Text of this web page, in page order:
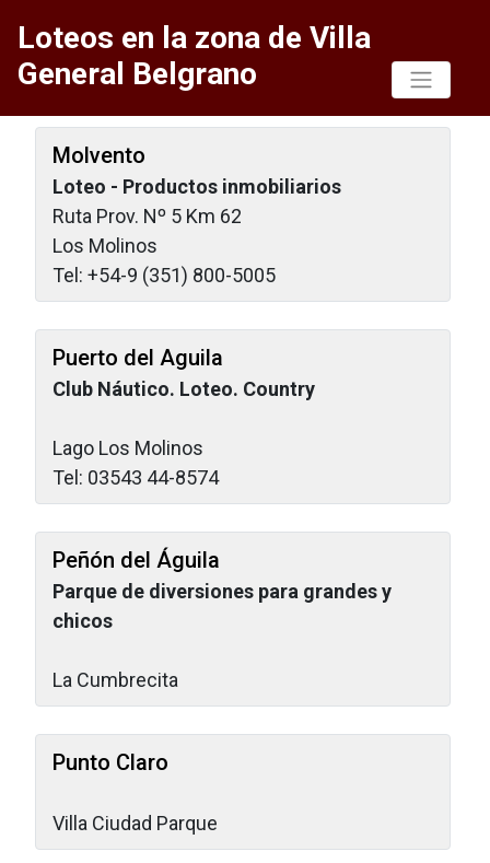
Loteos en la zona de Villa
General Belgrano
Molvento
Loteo - Productos inmobiliarios
Ruta Prov. Nº 5 Km 62
Los Molinos
Tel: +54-9 (351) 800-5005
Puerto del Aguila
Club Náutico. Loteo. Country
Lago Los Molinos
Tel: 03543 44-8574
Peñón del Águila
Parque de diversiones para grandes y
chicos
La Cumbrecita
Punto Claro
Villa Ciudad Parque